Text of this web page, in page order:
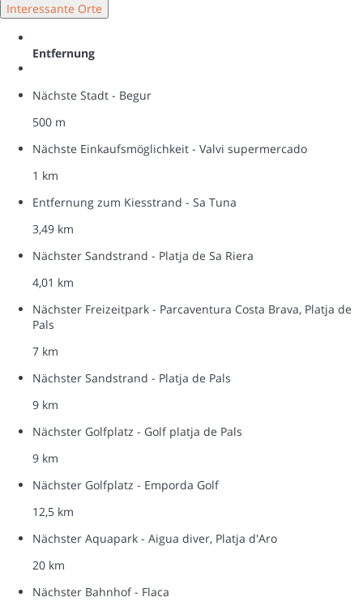
Interessante Orte
Entfernung
Nächste Stadt - Begur
500 m
Nächste Einkaufsmöglichkeit - Valvi supermercado
1 km
Entfernung zum Kiesstrand - Sa Tuna
3,49 km
Nächster Sandstrand - Platja de Sa Riera
4,01 km
Nächster Freizeitpark - Parcaventura Costa Brava, Platja de
Pals
7 km
Nächster Sandstrand - Platja de Pals
9 km
Nächster Golfplatz - Golf platja de Pals
9 km
Nächster Golfplatz - Emporda Golf
12,5 km
Nächster Aquapark - Aigua diver, Platja d'Aro
20 km
Nächster Bahnhof - Flaca